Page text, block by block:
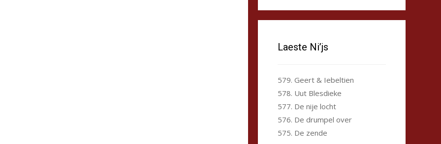
Laeste Ni’js
579. Geert & Iebeltien
578. Uut Blesdieke
577. De nije locht
576. De drumpel over
575. De zende